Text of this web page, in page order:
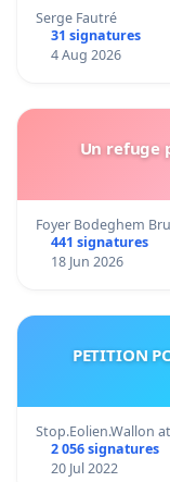
Serge Fautré
31 signatures
4 Aug 2026
Un refuge
Foyer Bodeghem
441 signatures
18 Jun 2026
PETITION
Stop.Eolien.Wallon
2 056 signatures
20 Jul 2022